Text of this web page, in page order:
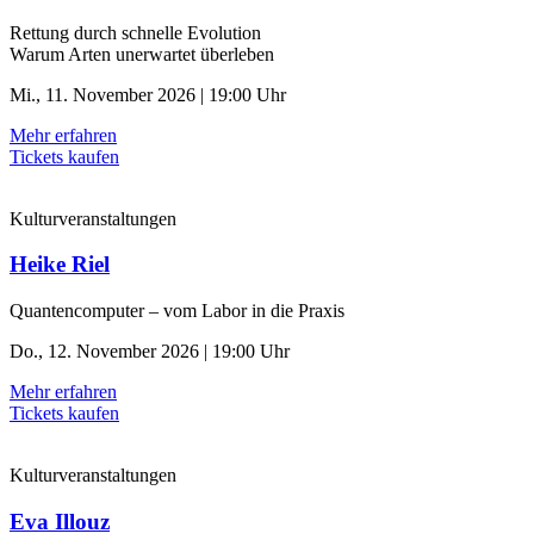
Rettung durch schnelle ­Evolution
Warum Arten unerwartet überleben
Mi., 11. November 2026 | 19:00 Uhr
Mehr erfahren
Tickets kaufen
Kulturveranstaltungen
Heike Riel
Quantencomputer – vom Labor in die Praxis
Do., 12. November 2026 | 19:00 Uhr
Mehr erfahren
Tickets kaufen
Kulturveranstaltungen
Eva Illouz